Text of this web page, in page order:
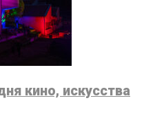
кино, искусства